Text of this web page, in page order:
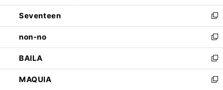
開
く
ウ
で
開
く
ン
ド
ウ
で
開
く
Seventeen
新
し
い
ウ
ィ
ン
ド
non-no
新
し
い
ウ
ィ
BAILA
新
し
い
MAQUIA
新